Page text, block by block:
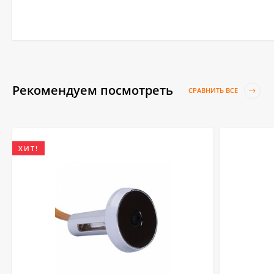
Рекомендуем посмотреть СРАВНИТЬ ВСЕ
ХИТ!